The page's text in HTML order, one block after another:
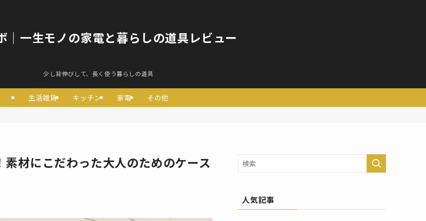
｜一生モノの家電と暮らしの道具レビュー
少し背伸びして、長く使う暮らしの道具
生活雑貨 キッチン 家電 その他
材にこだわった大人のためのケース
人気記事